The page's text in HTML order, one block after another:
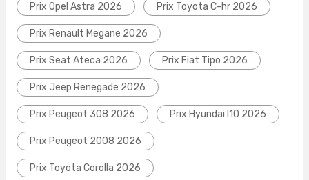
Prix Opel Astra 2026 Prix Toyota C-hr 2026
Prix Renault Megane 2026
Prix Seat Ateca 2026 Prix Fiat Tipo 2026
Prix Jeep Renegade 2026
Prix Peugeot 308 2026 Prix Hyundai I10 2026
Prix Peugeot 2008 2026
Prix Toyota Corolla 2026